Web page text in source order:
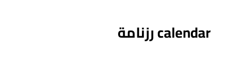
calendar رزنامة